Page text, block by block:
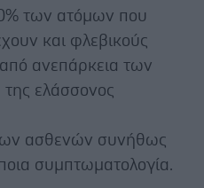
των ατόμων που
και φλεβικούς
ανεπάρκεια των
της ελάσσονος
ασθενών συνήθως
συμπτωματολογία.